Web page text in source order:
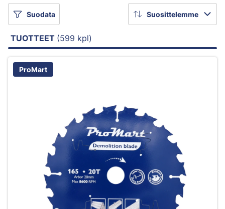
Suodata Suosittelemme
TUOTTEET (599 kpl)
ProMart